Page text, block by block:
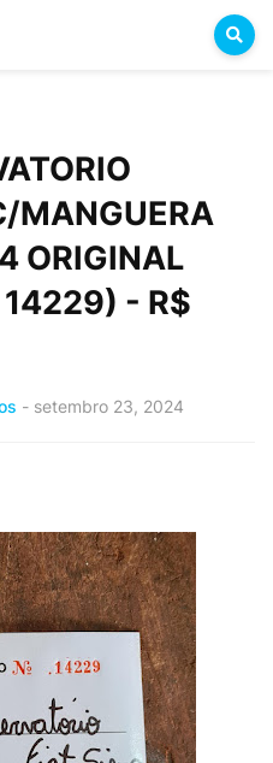
MANGUERA
ORIGINAL
14229) - R$
- setembro 23, 2024